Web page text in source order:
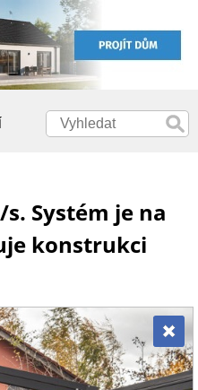
Systém je na
konstrukci